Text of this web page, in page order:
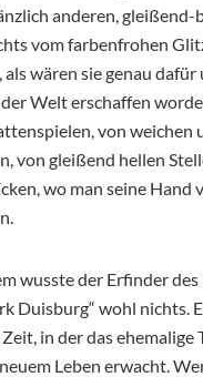
anderen,
vom farbenfrohen
wären sie genau dafür
Welt erschaffen
von weichen
von gleißend hellen
wo man seine Hand
wusste der Erfinder des
Duisburg“ wohl nichts.
in der das ehemalige
Leben erwacht.